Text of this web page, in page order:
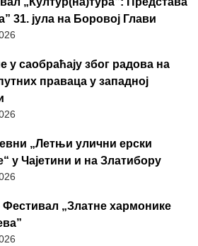
31. јула на Боровој Глави
у саобраћају због радова на
праваца у западној
„Летњи улични ерски
у Чајетини и на Златибору
Фестивал „Златне хармонике